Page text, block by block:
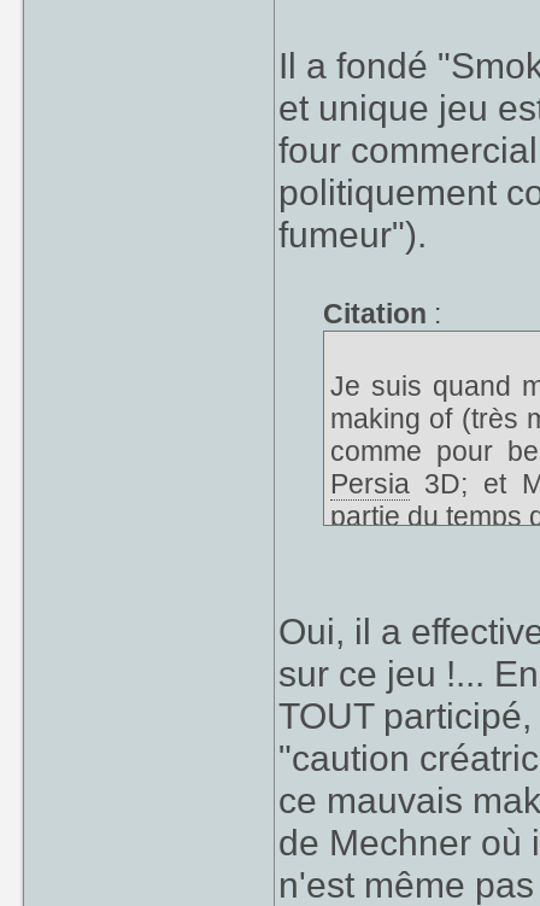
Il a fondé
et unique jeu
four
politiquement
fumeur").
Citation :
Je suis quand
making of (très
comme pour
Persia3D; et
partie du temps
Oui, il a
sur ce jeu !...
TOUT
"caution
ce mauvais
de Mechner où
n'est même